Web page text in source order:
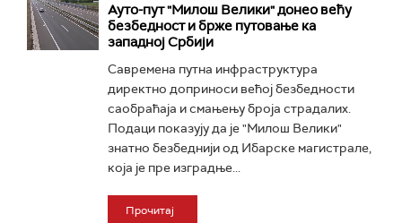
Ауто-пут "Милош Велики" донео већу
безбедност и брже путовање ка
западној Србији
Савремена путна инфраструктура
директно доприноси већој безбедности
саобраћаја и смањењу броја страдалих.
Подаци показују да је "Милош Велики"
знатно безбеднији од Ибарске магистрале,
која је пре изградње...
Прочитај